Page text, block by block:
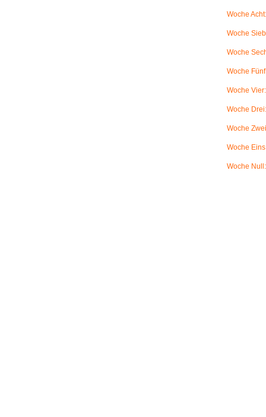
Woche
Woche
Woche
Woche
Woche
Woche
Woche
Woche
Woche